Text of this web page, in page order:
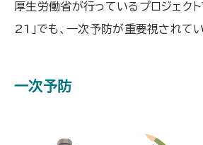
厚生労働省が行っているプロジェク
21」でも、一次予防が重要視されてい
一次予防